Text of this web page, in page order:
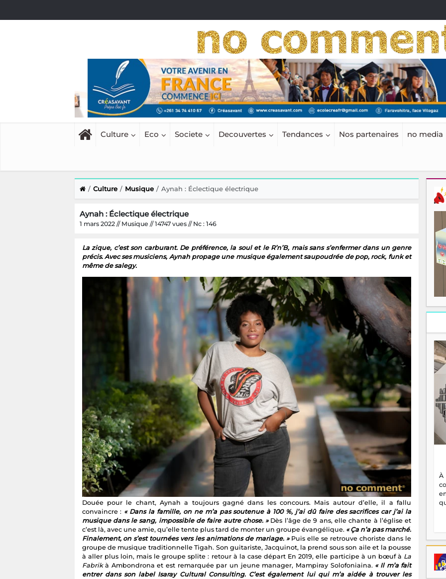
Culture Eco Societe Decouvertes Tendances Nos partenaires no media
Culture Musique Aynah : Éclectique électrique
Aynah : Éclectique électrique
1 mars 2022 // Musique // 14747 vues // Nc : 146
La zique, c’est son carburant. De préférence, la soul et le R’n’B, mais sans s’enfermer dans un genre
précis. Avec ses musiciens, Aynah propage une musique également saupoudrée de pop, rock, funk et
même de salegy.
Douée pour le chant, Aynah a toujours gagné dans les concours. Mais autour d’elle, il a fallu
convaincre : « Dans la famille, on ne m’a pas soutenue à 100 %, j’ai dû faire des sacrifices car j’ai la
musique dans le sang, impossible de faire autre chose. »Dès l’âge de 9 ans, elle chante à l’église et
c’est là, avec une amie, qu’elle tente plus tard de monter un groupe évangélique. « Ça n’a pas marché.
Finalement, on s’est tournées vers les animations de mariage. »Puis elle se retrouve choriste dans le
groupe de musique traditionnelle Tigah. Son guitariste, Jacquinot, la prend sous son aile et la pousse
à aller plus loin, mais le groupe splite : retour à la case départ En 2019, elle participe à un bœuf à La
Fabrikà Ambondrona et est remarquée par un jeune manager, Mampiray Solofoniaina. « Il m’a fait
entrer dans son label Isaray Cultural Consulting. C’est également lui qui m’a aidée à trouver les